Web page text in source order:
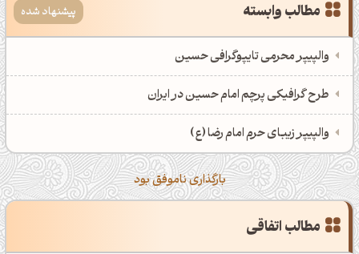
مطالب وابسته پیشنهاد شده
والپیپر محرمی تایپوگرافی حسین
طرح گرافیکی پرچم امام حسین در ایران
والپیپر زیبای حرم امام رضا (ع)
بارگذاری ناموفق بود
مطالب اتفاقی